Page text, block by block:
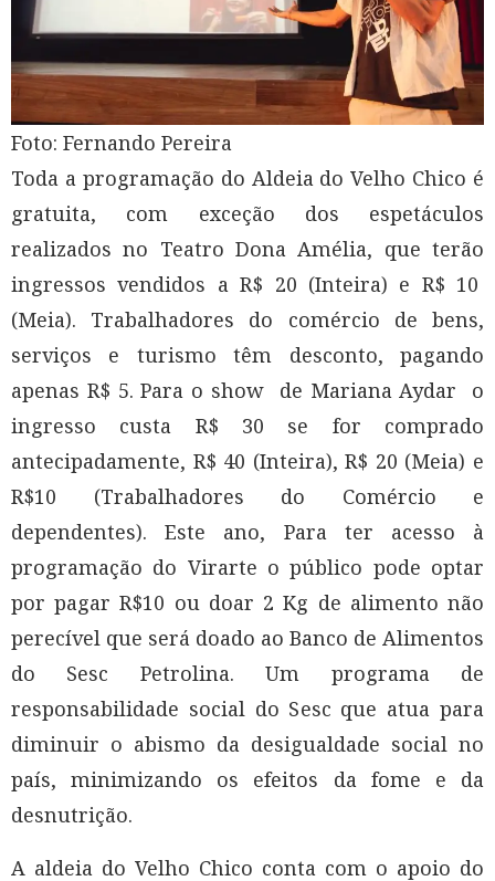
Foto: Fernando Pereira
Toda a programação do Aldeia do Velho Chico é
gratuita, com exceção dos espetáculos
realizados no Teatro Dona Amélia, que terão
ingressos vendidos a R$ 20 (Inteira) e R$ 10
(Meia). Trabalhadores do comércio de bens,
serviços e turismo têm desconto, pagando
apenas R$ 5. Para o show de Mariana Aydar o
ingresso custa R$ 30 se for comprado
antecipadamente, R$ 40 (Inteira), R$ 20 (Meia) e
R$10 (Trabalhadores do Comércio e
dependentes). Este ano, Para ter acesso à
programação do Virarte o público pode optar
por pagar R$10 ou doar 2 Kg de alimento não
perecível que será doado ao Banco de Alimentos
do Sesc Petrolina. Um programa de
responsabilidade social do Sesc que atua para
diminuir o abismo da desigualdade social no
país, minimizando os efeitos da fome e da
desnutrição.
A aldeia do Velho Chico conta com o apoio do